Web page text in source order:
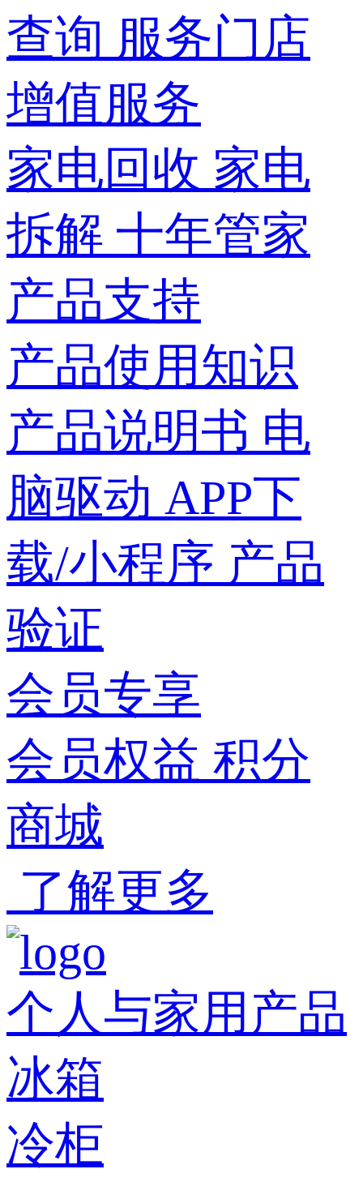
查询 服务门店
增值服务
家电回收 家电
拆解 十年管家
产品支持
产品使用知识
产品说明书 电
脑驱动 APP下
载/小程序 产品
验证
会员专享
会员权益 积分
商城
了解更多
个人与家用产品
冰箱
冷柜